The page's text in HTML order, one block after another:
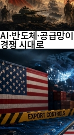
AI·반도체·공급망
경쟁 시대로